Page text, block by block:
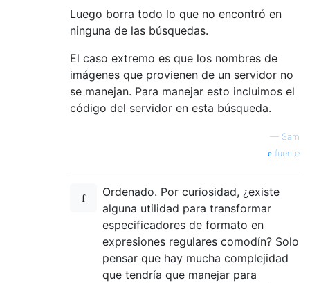
Luego borra todo lo que no encontró en
ninguna de las búsquedas.
El caso extremo es que los nombres de
imágenes que provienen de un servidor no
se manejan. Para manejar esto incluimos el
código del servidor en esta búsqueda.
— Sam
fuente
Ordenado. Por curiosidad, ¿existe
alguna utilidad para transformar
especificadores de formato en
expresiones regulares comodín? Solo
pensar que hay mucha complejidad
que tendría que manejar para